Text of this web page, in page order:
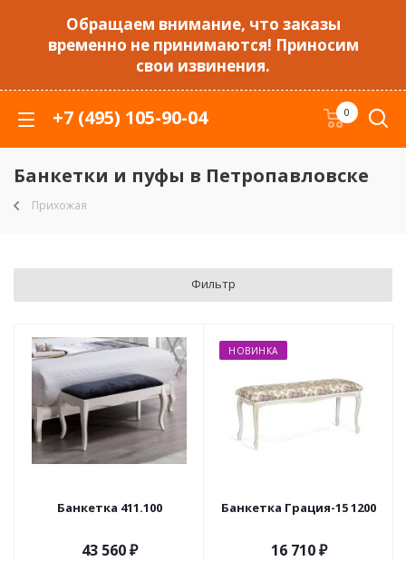
Обращаем внимание, что заказы
временно не принимаются! Приносим
свои извинения.
+7 (495) 105-90-04 0
Банкетки и пуфы в Петропавловске
Прихожая
Фильтр
Банкетка 411.100
43 560 ₽
НОВИНКА
Банкетка Грация-15 1200
16 710 ₽